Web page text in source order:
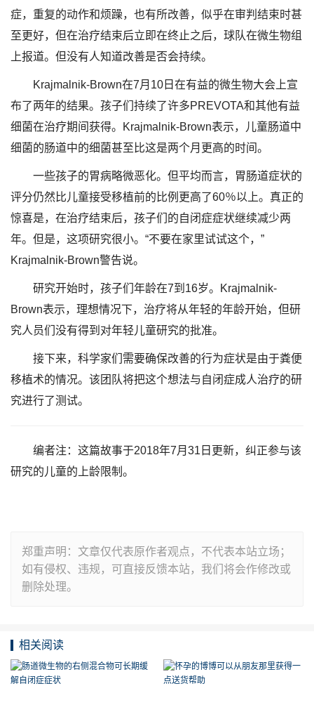
症，重复的动作和烦躁，也有所改善，似乎在审判结束时甚
至更好，但在治疗结束后立即在终止之后，球队在微生物组
上报道。但没有人知道改善是否会持续。
Krajmalnik-Brown在7月10日在有益的微生物大会上宣
布了两年的结果。孩子们持续了许多PREVOTA和其他有益
细菌在治疗期间获得。Krajmalnik-Brown表示，儿童肠道中
细菌的肠道中的细菌甚至比这是两个月更高的时间。
一些孩子的胃病略微恶化。但平均而言，胃肠道症状的
评分仍然比儿童接受移植前的比例更高了60％以上。真正的
惊喜是，在治疗结束后，孩子们的自闭症症状继续减少两
年。但是，这项研究很小。“不要在家里试试这个，”
Krajmalnik-Brown警告说。
研究开始时，孩子们年龄在7到16岁。Krajmalnik-
Brown表示，理想情况下，治疗将从年轻的年龄开始，但研
究人员们没有得到对年轻儿童研究的批准。
接下来，科学家们需要确保改善的行为症状是由于粪便
移植术的情况。该团队将把这个想法与自闭症成人治疗的研
究进行了测试。
编者注：这篇故事于2018年7月31日更新，纠正参与该
研究的儿童的上龄限制。
郑重声明：文章仅代表原作者观点，不代表本站立场；
如有侵权、违规，可直接反馈本站，我们将会作修改或
删除处理。
相关阅读